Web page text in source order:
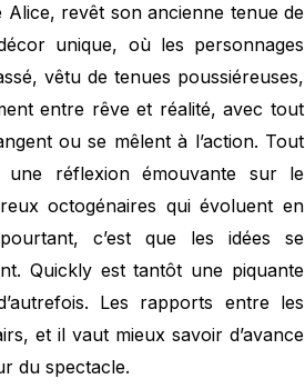
revêt son ancienne tenue de
unique, où les personnages
vêtu de tenues poussiéreuses,
entre rêve et réalité, avec tout
ou se mêlent à l’action. Tout
réflexion émouvante sur le
octogénaires qui évoluent en
c’est que les idées se
Quickly est tantôt une piquante
Les rapports entre les
et il vaut mieux savoir d’avance
du spectacle.